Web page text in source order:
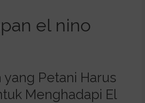
el nino
yang Petani Harus
Menghadapi El